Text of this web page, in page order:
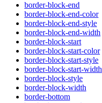
border-block-end
border-block-end-color
border-block-end-style
border-block-end-width
border-block-start
border-block-start-color
border-block-start-style
border-block-start-width
border-block-style
border-block-width
border-bottom